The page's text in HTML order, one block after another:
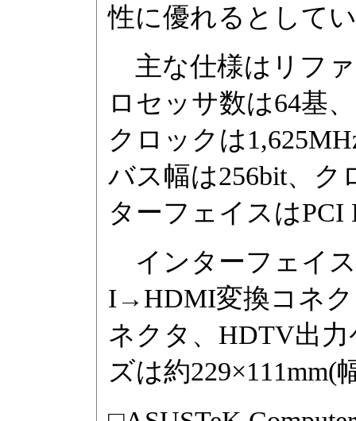
性に優れるとして
主な仕様はリフ
ロセッサ数は64基
クロックは
バス幅は256bit、ク
ターフェイスはPCI
インターフェイ
I→HDMI変換コネ
ネクタ、HDTV出
ズは約229×111mm(